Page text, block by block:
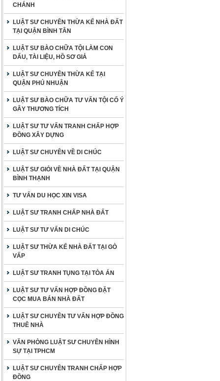
CHÁNH
LUẬT SƯ CHUYÊN THỪA KẾ NHÀ ĐẤT
TẠI QUẬN BÌNH TÂN
LUẬT SƯ BÀO CHỮA TỘI LÀM CON
DẤU, TÀI LIỆU, HỒ SƠ GIẢ
LUẬT SƯ CHUYÊN THỪA KẾ TẠI
QUẬN PHÚ NHUẬN
LUẬT SƯ BÀO CHỮA TƯ VẤN TỘI CỐ Ý
GÂY THƯƠNG TÍCH
LUẬT SƯ TƯ VẤN TRANH CHẤP HỢP
ĐỒNG XÂY DỰNG
LUẬT SƯ CHUYÊN VỀ DI CHÚC
LUẬT SƯ GIỎI VỀ NHÀ ĐẤT TẠI QUẬN
BÌNH THẠNH
TƯ VẤN DU HỌC XIN VISA
LUẬT SƯ TRANH CHẤP NHÀ ĐẤT
LUẬT SƯ TƯ VẤN DI CHÚC
LUẬT SƯ THỪA KẾ NHÀ ĐẤT TẠI GÒ
VẤP
LUẬT SƯ TRANH TỤNG TẠI TÒA ÁN
LUẬT SƯ TƯ VẤN HỢP ĐỒNG ĐẶT
CỌC MUA BÁN NHÀ ĐẤT
LUẬT SƯ CHUYÊN TƯ VẤN HỢP ĐỒNG
THUÊ NHÀ
VĂN PHÒNG LUẬT SƯ CHUYÊN HÌNH
SỰ TẠI TPHCM
LUẬT SƯ CHUYÊN TRANH CHẤP HỢP
ĐỒNG